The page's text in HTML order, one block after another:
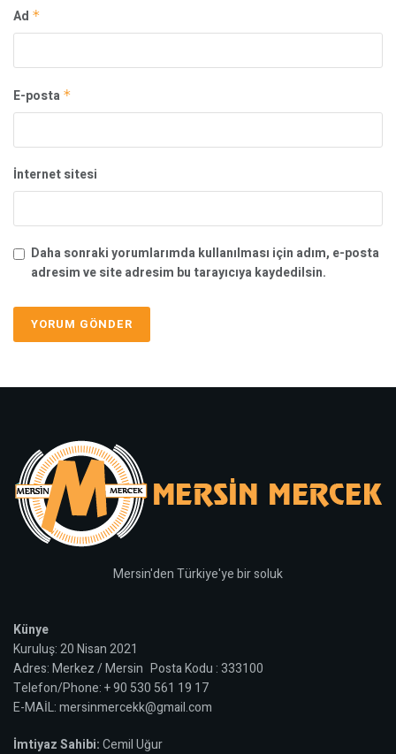
Ad *
E-posta *
İnternet sitesi
Daha sonraki yorumlarımda kullanılması için adım, e-posta
adresim ve site adresim bu tarayıcıya kaydedilsin.
Mersin'den Türkiye'ye bir soluk
Künye
Kuruluş: 20 Nisan 2021
Adres: Merkez / Mersin Posta Kodu : 333100
Telefon/Phone: + 90 530 561 19 17
E-MAİL: mersinmercekk@gmail.com
İmtiyaz Sahibi:Cemil Uğur